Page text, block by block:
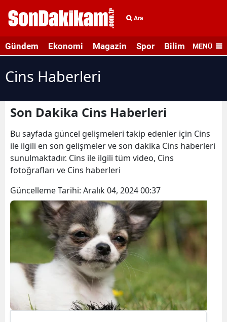
Ara
Gündem Ekonomi Magazin Spor Bilim veMENÜ
Cins Haberleri
Son Dakika Cins Haberleri
Bu sayfada güncel gelişmeleri takip edenler için Cins
ile ilgili en son gelişmeler ve son dakika Cins haberleri
sunulmaktadır. Cins ile ilgili tüm video, Cins
fotoğrafları ve Cins haberleri
Güncelleme Tarihi: Aralık 04, 2024 00:37